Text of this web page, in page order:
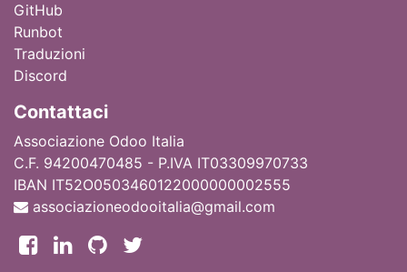
GitHub
Runbot
Traduzioni
Discord
Contattaci
Associazione Odoo Italia
C.F. 94200470485 - P.IVA IT03309970733
IBAN IT52O0503460122000000002555
associazioneodooitalia@gmail.com